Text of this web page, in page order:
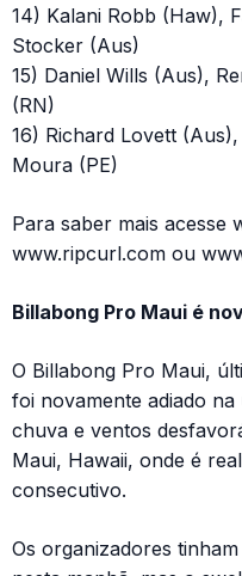
14) Kalani Robb (Haw),
Stocker (Aus)
15) Daniel Wills (Aus),
(RN)
16) Richard Lovett
Moura (PE)
Para saber mais acesse
www.ripcurl.com ou
Billabong Pro Maui é
O Billabong Pro Maui,
foi novamente adiado
chuva e ventos
Maui, Hawaii, onde é
consecutivo.
Os organizadores